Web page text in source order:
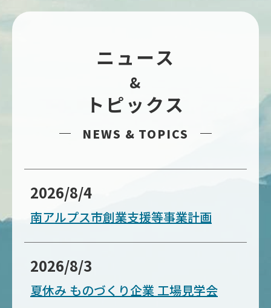
ニュース
&
トピックス
NEWS & TOPICS
2026/8/4
南アルプス市創業支援等事業計画
2026/8/3
夏休み ものづくり企業 工場見学会